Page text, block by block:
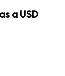
a USD